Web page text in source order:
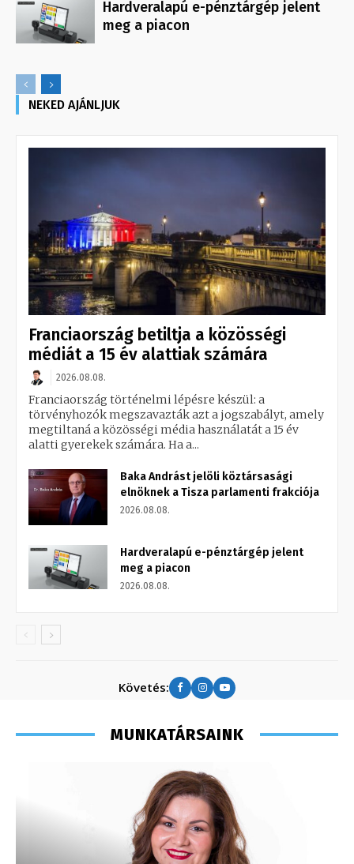
Hardveralapú e-pénztárgép jelent
meg a piacon
NEKED AJÁNLJUK
Franciaország betiltja a közösségi
médiát a 15 év alattiak számára
2026.08.08.
Franciaország történelmi lépésre készül: a
törvényhozók megszavazták azt a jogszabályt, amely
megtiltaná a közösségi média használatát a 15 év
alatti gyerekek számára. Ha a...
Baka Andrást jelöli köztársasági
elnöknek a Tisza parlamenti frakciója
2026.08.08.
Hardveralapú e-pénztárgép jelent
meg a piacon
2026.08.08.
Követés:
MUNKATÁRSAINK